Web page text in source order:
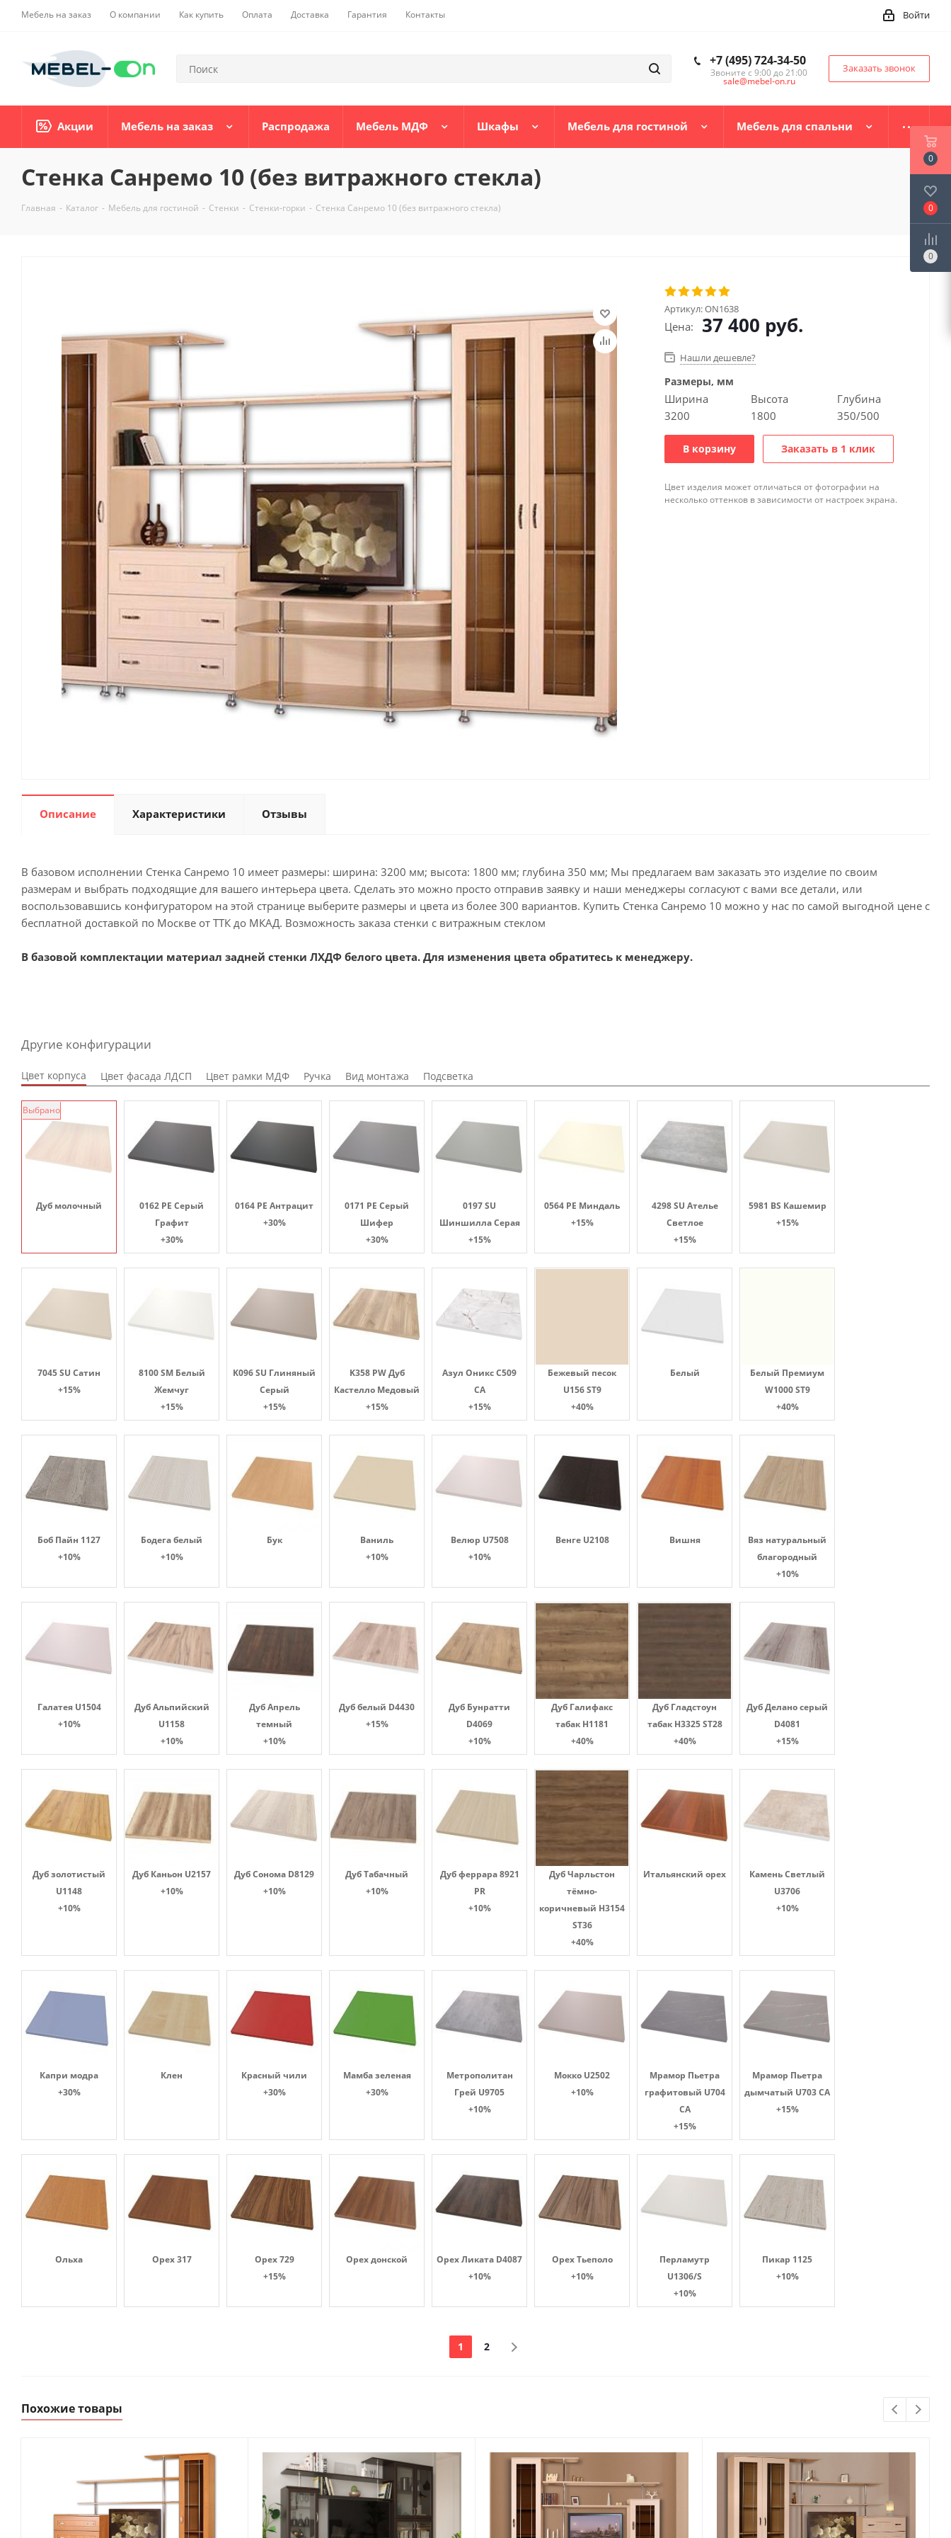
Мебель на заказ О компании Как купить Оплата Доставка Гарантия Контакты Войти
+7 (495) 724-34-50
Звоните с 9:00 до 21:00
sale@mebel-on.ru
Заказать звонок
Акции Мебель на заказ Распродажа Мебель МДФ Шкафы Мебель для гостиной Мебель для спальни
Стенка Санремо 10 (без витражного стекла)
Главная - Каталог - Мебель для гостиной - Стенки - Стенки-горки - Стенка Санремо 10 (без витражного стекла)
Артикул:ON1638
Цена: 37 400 руб.
Нашли дешевле?
Размеры, мм
Ширина
3200
Высота
1800
Глубина
350/500
В корзину Заказать в 1 клик
Цвет изделия может отличаться от фотографии на
несколько оттенков в зависимости от настроек экрана.
Описание Характеристики Отзывы
В базовом исполнении Стенка Санремо 10 имеет размеры: ширина: 3200 мм; высота: 1800 мм; глубина 350 мм; Мы предлагаем вам заказать это изделие по своим
размерам и выбрать подходящие для вашего интерьера цвета. Сделать это можно просто отправив заявку и наши менеджеры согласуют с вами все детали, или
воспользовавшись конфигуратором на этой странице выберите размеры и цвета из более 300 вариантов. Купить Стенка Санремо 10 можно у нас по самой выгодной цене с
бесплатной доставкой по Москве от ТТК до МКАД. Возможность заказа стенки с витражным стеклом
В базовой комплектации материал задней стенки ЛХДФ белого цвета. Для изменения цвета обратитесь к менеджеру.
Другие конфигурации
Цвет корпуса Цвет фасада ЛДСП Цвет рамки МДФ Ручка Вид монтажа Подсветка
Дуб молочный
Выбрано
0162 PE Серый
Графит
+30%
0164 PE Антрацит
+30%
0171 PE Серый
Шифер
+30%
0197 SU
Шиншилла Серая
+15%
0564 PE Миндаль
+15%
4298 SU Ателье
Светлое
+15%
5981 BS Кашемир
+15%
7045 SU Сатин
+15%
8100 SM Белый
Жемчуг
+15%
K096 SU Глиняный
Серый
+15%
K358 PW Дуб
Кастелло Медовый
+15%
Азул Оникс С509
СА
+15%
Бежевый песок
U156 ST9
+40%
Белый
Белый Премиум
W1000 ST9
+40%
Боб Пайн 1127
+10%
Бодега белый
+10%
Бук
Ваниль
+10%
Велюр U7508
+10%
Венге U2108 Вишня
Вяз натуральный
благородный
+10%
Галатея U1504
+10%
Дуб Альпийский
U1158
+10%
Дуб Апрель
темный
+10%
Дуб белый D4430
+15%
Дуб Бунратти
D4069
+10%
Дуб Галифакс
табак Н1181
+40%
Дуб Гладстоун
табак H3325 ST28
+40%
Дуб Делано серый
D4081
+15%
Дуб золотистый
U1148
+10%
Дуб Каньон U2157
+10%
Дуб Сонома D8129
+10%
Дуб Табачный
+10%
Дуб феррара 8921
PR
+10%
Дуб Чарльстон
тёмно-
коричневый H3154
ST36
+40%
Итальянский орех
Камень Светлый
U3706
+10%
Капри модра
+30%
Клен
Красный чили
+30%
Мамба зеленая
+30%
Метрополитан
Грей U9705
+10%
Мокко U2502
+10%
Мрамор Пьетра
графитовый U704
CA
+15%
Мрамор Пьетра
дымчатый U703 CA
+15%
Ольха Орех 317
Орех 729
+15%
Орех донской
Орех Ликата D4087
+10%
Орех Тьеполо
+10%
Перламутр
U1306/S
+10%
Пикар 1125
+10%
1 2
Похожие товары
0
0
0